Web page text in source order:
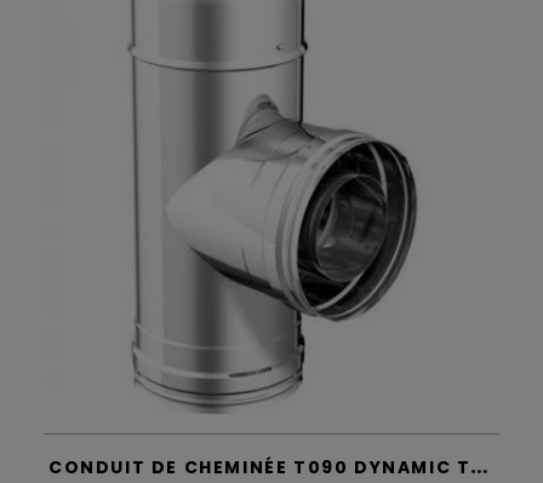
C
ONDUIT DE CHEMINÉE T090 DYNAMIC TWO - APROS